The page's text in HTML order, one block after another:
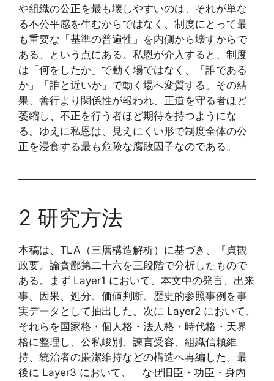
や組織の公正を最も壊しやすいのは、それが単な
る不公平感を生むからではなく、制度にとって最
も重要な「基準の普遍性」を内側から壊すからで
ある、という点にある。私恩が介入すると、制度
は「何をしたか」で動く場ではなく、「誰である
か」「誰と近いか」で動く場へ変質する。その結
果、善行より関係性が報われ、正道を守る者ほど
萎縮し、不正を行う者ほど期待を持つようにな
る。ゆえに私恩は、見えにくい形で制度全体の公
正を浸食する最も危険な腐敗因子なのである。
2 研究方法
本稿は、TLA（三層構造解析）に基づき、『貞観
政要』論貪鄙第二十六を三段階で分析したもので
ある。まず Layer1 において、本文中の発言、出来
事、因果、処分、価値判断、歴史的参照事例を事
実データとして抽出した。次に Layer2 において、
それらを国家格・個人格・法人格・時代格・天界
格に整理し、公私峻別、諫言受容、組織信頼維
持、統治者の廉潔維持などの構造へ再編した。最
後に Layer3 において、「なぜ旧臣・功臣・身内